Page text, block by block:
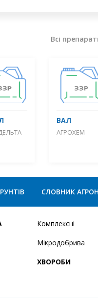
ВАЛ
АГРОХЕМ
Всі
СЛОВНИК
Комплексні
Мікродобрива
ХВОРОБИ